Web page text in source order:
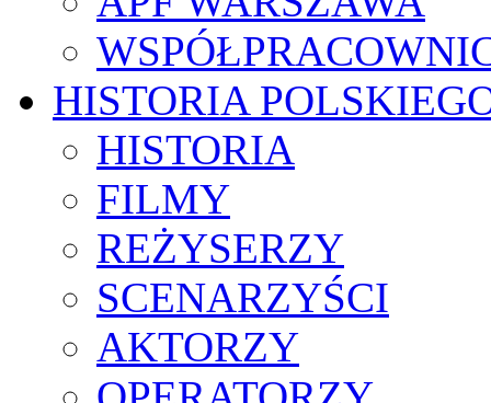
HISTORIA
HISTORIA
FILMY
REŻYSERZY
SCENARZYŚCI
AKTORZY